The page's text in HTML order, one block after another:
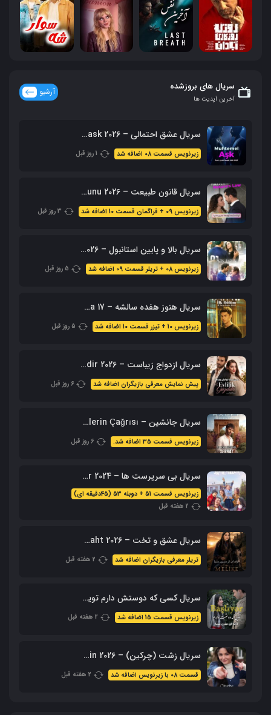
سریال های بروزشده
آخرین آپدیت ها
آرشیو
سریال عشق احتمالی – Muhtemel ask 2026 محصول ShowTV
زیرنویس قسمت 08 اضافه شد 1 روز قبل
سریال قانون طبیعت – 2026 Doganin Kanunu – نسخه کامل
زیرنویس 09 + فراگمان قسمت 10 اضافه شد 3 روز قبل
سریال بالا و پایین استانبول – 2026 Alti Ustu Istanbul (نسخه کامل)
زیرنویس 08 + تریلر قسمت 09 اضافه شد 5 روز قبل
سریال هنوز هفده سالشه – Daha 17 محصول 2026 + زیرنویس فارسی
زیرنویس 10 + تیزر قسمت 10 اضافه شد 5 روز قبل
سریال ازدواج زیباست – Evlilik Guzeldir 2026 (نسخه کامل + زیرنویس)
پیش نمایش معرفی بازیگران اضافه شد 6 روز قبل
سریال جانشین – Halef: Köklerin Çağrısı با زیرنویس فارسی
زیرنویس قسمت 35 اضافه شد. 6 روز قبل
سریال بی سرپرست ها – Sahipsizler 2024 با زیرنویس + دوبله فارسی
زیرنویس قسمت 51 + دوبله 53 (45دقیقه ای)
2 هفته قبل
سریال عشق و تخت – Ask Ve Taht 2026 – محصول aTV
تریلر معرفی بازیگران اضافه شد 2 هفته قبل
سریال کسی که دوستش دارم تویی – Sevdiğim Sensin با زیرنویس فارسی
زیرنویس قسمت 15 اضافه شد 2 هفته قبل
سریال زشت (چرکین) – Cirkin 2026 با زیرنویس فارسی
قسمت 08 با زیرنویس اضافه شد 2 هفته قبل